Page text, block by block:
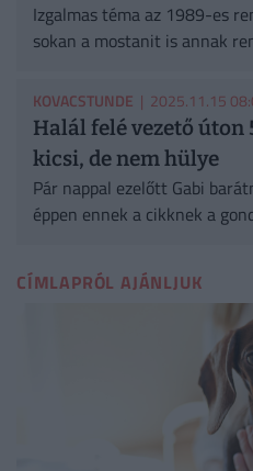
Izgalmas téma az 1989-es
sokan a mostanit is annak
KOVACSTUNDE | 2025.11.15
Halál felé vezető úton
kicsi, de nem hülye
Pár nappal ezelőtt Gabi
éppen ennek a cikknek a
CÍMLAPRÓL AJÁNLJUK